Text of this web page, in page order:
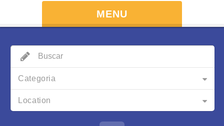
MENU
Categoria
Location